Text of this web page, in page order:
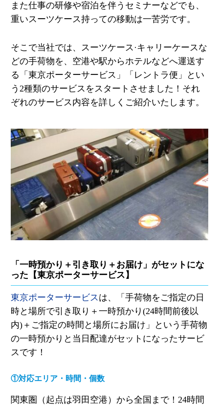
また仕事の研修や宿泊を伴うセミナーなどでも、
重いスーツケース持っての移動は一苦労です。
そこで当社では、スーツケース·キャリーケースな
どの手荷物を、空港や駅からホテルなどへ運送す
る「東京ポーターサービス」「レントラ便」とい
う 2種類のサービスをスタートさせました！それ
ぞれのサービス内容を詳しくご紹介いたします。
「一時預かり＋引き取り＋お届け」がセットにな
った【東京ポーターサービス】
東京ポーターサービスは、「手荷物をご指定の日
時と場所で引き取り＋一時預かり (24時間前後以
内)＋ご指定の時間と場所にお届け」という手荷物
の一時預かりと当日配達がセットになったサービ
スです！
①対応エリア・時間・個数
関東圏（起点は羽田空港）から全国まで！ 24時間